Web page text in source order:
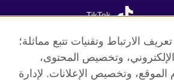
TikTok
العالمي
الارتباط وتقنيات تتبع مماثلة؛
وتخصيص المحتوى،
الموقع، وتخصيص الإعلانات. لإدارة